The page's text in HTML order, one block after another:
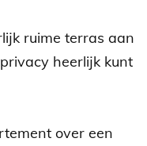
ruime terras aan
heerlijk kunt
over een